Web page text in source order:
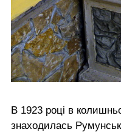
В 1923 році в
знаходилась